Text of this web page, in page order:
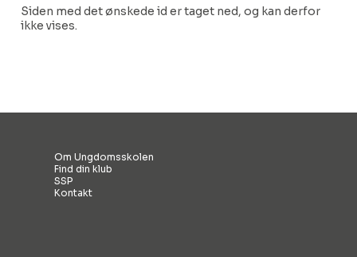
Siden med det ønskede id er taget ned, og kan derfor
ikke vises.
Om Ungdomsskolen
Find din klub
SSP
Kontakt